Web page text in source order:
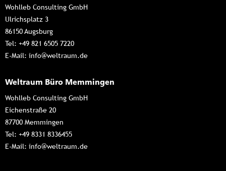
Wohlleb Consulting GmbH
Ulrichsplatz 3
86150 Augsburg
Tel: +49 821 6505 7220
E-Mail: info@weltraum.de
Weltraum Büro Memmingen
Wohlleb Consulting GmbH
Eichenstraße 20
87700 Memmingen
Tel: +49 8331 8336455
E-Mail: info@weltraum.de